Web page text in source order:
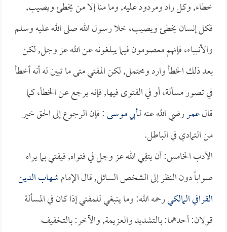
خطاء, وكل راد ومردود عليه, وما منا إلا من يخطئ ويصيب,
فكل إنسان يخطئ ويصيب، خلا رسول الله صلى الله عليه وسلم
والأنبياء، فإنهم معصومون فيما يبلغونه عن الله عز وجل, لكن
بعد ذلك الخطأ وارد ومحتمل, لكن المفتي متى ما تبين له أنه أخطأ
في تصور مسألة، أو في الفتوى فيها, فإنه يرجع عن الخطأ، كما
قالعمررضي الله عنه لـأبي موسى: فإن الرجوع إلى الحق خير
من التمادي في الباطل.
الأدب الخامس: أن يتقِي الله عز وجل في فتواه, فيفتي بما يراه
صواباً دون النظر إلى الشخص السائل, قال الإمامشهاب الدين
القرافي المالكيرحمه الله: وما ينبغي للمفتي إذا كان في المسألة
قولان: أحدهما: بالتشديد والعزيمة, والآخر: بالتخفيف